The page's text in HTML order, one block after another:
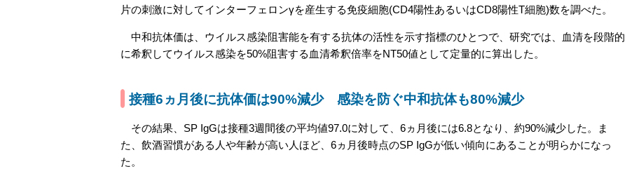
片の刺激に対してインターフェロンγを産生する免疫細胞(CD4陽性あるいはCD8陽性T細胞)数を調べた。
中和抗体価は、ウイルス感染阻害能を有する抗体の活性を示す指標のひとつで、研究では、血清を段階的
に希釈してウイルス感染を50%阻害する血清希釈倍率をNT50値として定量的に算出した。
接種6ヵ月後に抗体価は90%減少 感染を防ぐ中和抗体も80%減少
その結果、SP IgGは接種3週間後の平均値97.0に対して、6ヵ月後には6.8となり、約90%減少した。ま
た、飲酒習慣がある人や年齢が高い人ほど、6ヵ月後時点のSP IgGが低い傾向にあることが明らかになっ
た。